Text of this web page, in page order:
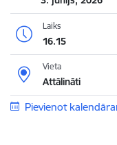
Laiks
16.15
Vieta
Attālināti
Pievienot